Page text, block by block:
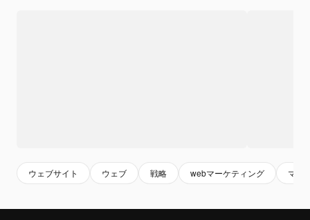
ウェブサイト ウェブ 戦略 webマーケティング マー